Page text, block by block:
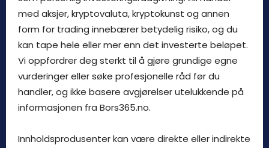
med aksjer, kryptovaluta, kryptokunst og annen
form for trading innebærer betydelig risiko, og du
kan tape hele eller mer enn det investerte beløpet.
Vi oppfordrer deg sterkt til å gjøre grundige egne
vurderinger eller søke profesjonelle råd før du
handler, og ikke basere avgjørelser utelukkende på
informasjonen fra Bors365.no.
Innholdsprodusenter kan være direkte eller indirekte